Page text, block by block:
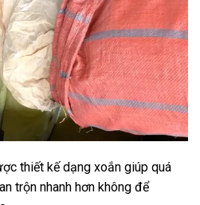
thiết kế dạng xoắn giúp quá
trộn nhanh hơn không để